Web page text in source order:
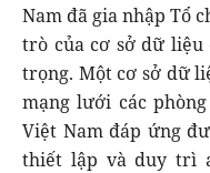
Nam đã gia nhập Tổ
trò của cơ sở dữ liệu
trọng. Một cơ sở dữ
mạng lưới các
Việt Nam đáp ứng
thiết lập và duy trì